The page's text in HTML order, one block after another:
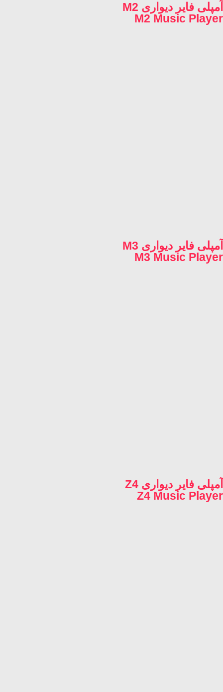
آمپلی فایر دیواری M2
M2 Music Player
آمپلی فایر دیواری M3
M3 Music Player
آمپلی فایر دیواری Z4
Z4 Music Player